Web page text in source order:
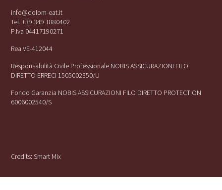
info@dolom-eat.it
Tel. +39 349 1880402
P.iva 04417190271
Rea VE-412044
Responsabilità Civile Professionale NOBIS ASSICURAZIONI FILO
DIRETTO ERRECI 1505002350/U
Fondo Garanzia NOBIS ASSICURAZIONI FILO DIRETTO PROTECTION
6006002540/S
Credits:Smart Mix